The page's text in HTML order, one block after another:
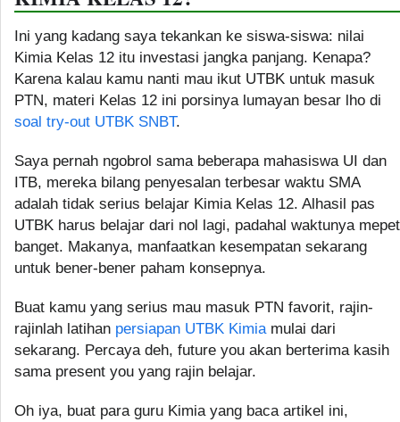
Ini yang kadang saya tekankan ke siswa-siswa: nilai
Kimia Kelas 12 itu investasi jangka panjang. Kenapa?
Karena kalau kamu nanti mau ikut UTBK untuk masuk
PTN, materi Kelas 12 ini porsinya lumayan besar lho di
soal try-out UTBK SNBT.
Saya pernah ngobrol sama beberapa mahasiswa UI dan
ITB, mereka bilang penyesalan terbesar waktu SMA
adalah tidak serius belajar Kimia Kelas 12. Alhasil pas
UTBK harus belajar dari nol lagi, padahal waktunya mepet
banget. Makanya, manfaatkan kesempatan sekarang
untuk bener-bener paham konsepnya.
Buat kamu yang serius mau masuk PTN favorit, rajin-
rajinlah latihan persiapan UTBK Kimiamulai dari
sekarang. Percaya deh, future you akan berterima kasih
sama present you yang rajin belajar.
Oh iya, buat para guru Kimia yang baca artikel ini,